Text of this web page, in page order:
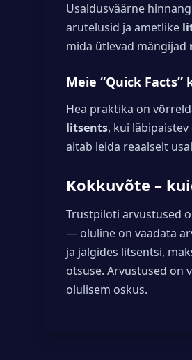
Usaldusväärne
arutelusid ja ametlike
mida ütlevad mängijad
Meie “Quick
Hea praktika on
litsents, kui
aitab leida reaalselt
Kokkuvõte –
Trustpiloti arvustused
— oluline on vaadata
ja jälgides litsentsi,
otsuse. Arvustused on
olulisem oskus.